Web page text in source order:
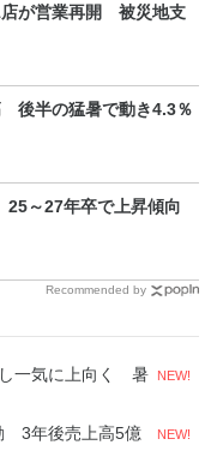
店が営業再開 被災地支
後半の猛暑で動き4.3％
25～27年卒で上昇傾向
Recommended by
一気に上向く 暑
NEW!
3年後売上高5億
NEW!